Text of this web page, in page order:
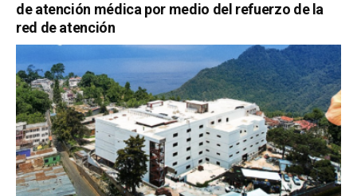
de atención médica por medio del refuerzo de la
red de atención